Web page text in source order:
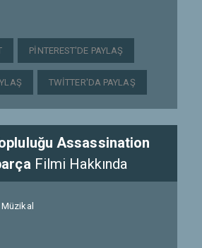
PINTEREST'DE PAYLAŞ
TWITTER'DA PAYLAŞ
Assassination
Filmi Hakkında
Müzikal